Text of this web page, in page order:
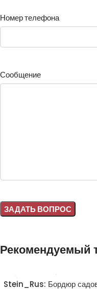
Номер телефона
Сообщение
Рекомендуемый
Stein_Rus: Бордюр